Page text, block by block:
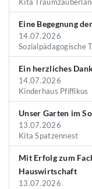
Eine Begegnung
14.07.2026
Sozialpädagogische
Ein herzliches
14.07.2026
Kinderhaus Pfiffikus
Unser Garten im
13.07.2026
Kita Spatzennest
Mit Erfolg zum
Hauswirtschaft
13.07.2026